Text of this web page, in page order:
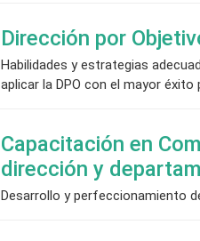
Dirección por
Habilidades y estrategias
aplicar la DPO con el mayor éxito
Capacitación en
dirección y
Desarrollo y perfeccionamiento